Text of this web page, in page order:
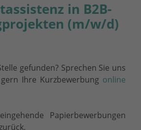
in B2B-
(m/w/d)
gefunden? Sprechen Sie uns
Ihre Kurzbewerbung online
Papierbewerbungen